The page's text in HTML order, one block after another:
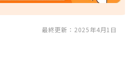
最終更新：2025年4月1日